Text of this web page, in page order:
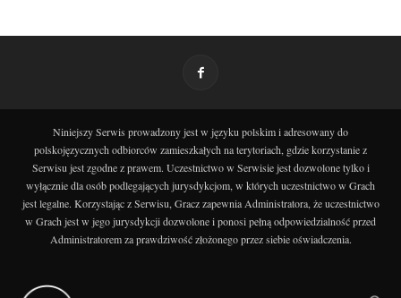
Niniejszy Serwis prowadzony jest w języku polskim i adresowany do
polskojęzycznych odbiorców zamieszkałych na terytoriach, gdzie korzystanie z
Serwisu jest zgodne z prawem. Uczestnictwo w Serwisie jest dozwolone tylko i
wyłącznie dla osób podlegających jurysdykcjom, w których uczestnictwo w Grach
jest legalne. Korzystając z Serwisu, Gracz zapewnia Administratora, że uczestnictwo
w Grach jest w jego jurysdykcji dozwolone i ponosi pełną odpowiedzialność przed
Administratorem za prawdziwość złożonego przez siebie oświadczenia.